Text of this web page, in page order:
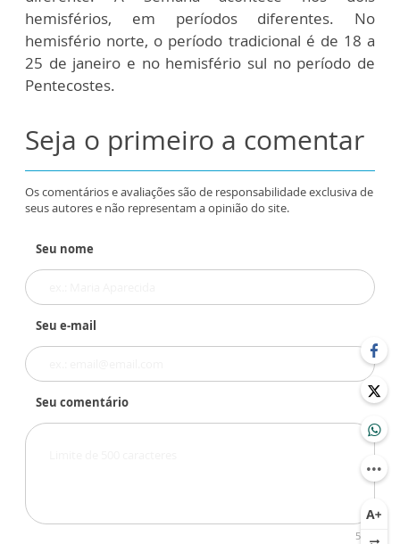
hemisférios, em períodos diferentes. No
hemisfério norte, o período tradicional é de 18 a
25 de janeiro e no hemisfério sul no período de
Pentecostes.
Seja o primeiro a comentar
Os comentários e avaliações são de responsabilidade exclusiva de
seus autores e não representam a opinião do site.
Seu nome
Seu e-mail
Seu comentário
500